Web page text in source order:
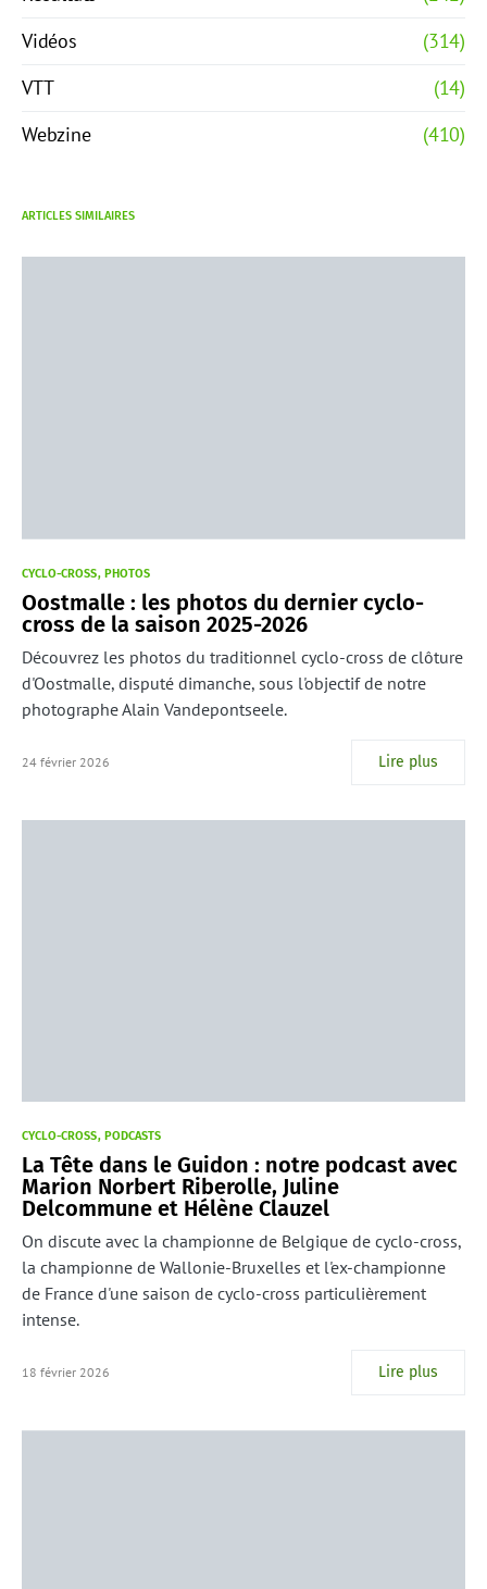
Vidéos
(314)
VTT
(14)
Webzine
(410)
ARTICLES SIMILAIRES
CYCLO-CROSS PHOTOS
Oostmalle : les photos du dernier cyclo-
cross de la saison 2025-2026
Découvrez les photos du traditionnel cyclo-cross de clôture
d'Oostmalle, disputé dimanche, sous l'objectif de notre
photographe Alain Vandepontseele.
24 février 2026 Lire plus
CYCLO-CROSS PODCASTS
La Tête dans le Guidon : notre podcast avec
Marion Norbert Riberolle, Juline
Delcommune et Hélène Clauzel
On discute avec la championne de Belgique de cyclo-cross,
la championne de Wallonie-Bruxelles et l'ex-championne
de France d'une saison de cyclo-cross particulièrement
intense.
18 février 2026 Lire plus